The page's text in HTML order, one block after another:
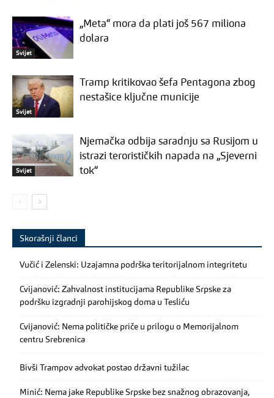
Svijet
„Meta“ mora da plati još 567 miliona
dolara
Svijet
Tramp kritikovao šefa Pentagona zbog
nestašice ključne municije
Svijet
Njemačka odbija saradnju sa Rusijom u
istrazi terorističkih napada na „Sjeverni
tok“
Skorašnji članci
Vučić i Zelenski: Uzajamna podrška teritorijalnom integritetu
Cvijanović: Zahvalnost institucijama Republike Srpske za
podršku izgradnji parohijskog doma u Tesliću
Cvijanović: Nema političke priče u prilogu o Memorijalnom
centru Srebrenica
Bivši Trampov advokat postao državni tužilac
Minić: Nema jake Republike Srpske bez snažnog obrazovanja,